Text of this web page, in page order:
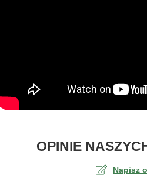
OPINIE
Napisz